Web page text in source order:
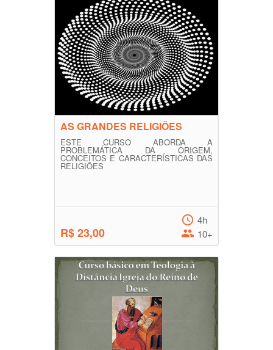
AS GRANDES RELIGIÕES
ESTE CURSO ABORDA A
PROBLEMÁTICA DA ORIGEM,
CONCEITOS E CARACTERÍSTICAS DAS
RELIGIÕES
R$ 23,00
4h
10+